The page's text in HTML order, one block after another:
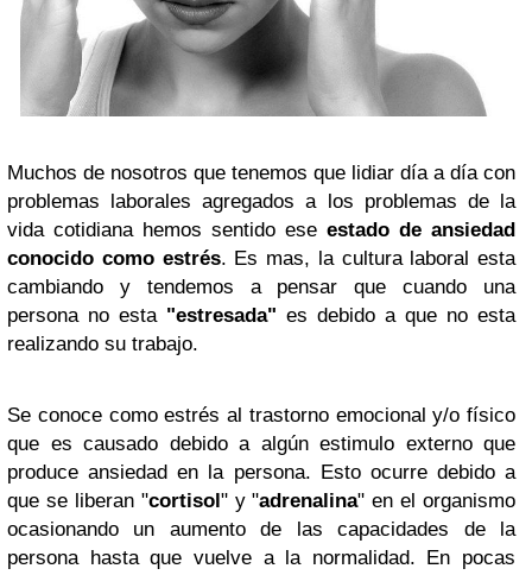
Muchos de nosotros que tenemos que lidiar día a día con
problemas laborales agregados a los problemas de la
vida cotidiana hemos sentido ese estado de ansiedad
conocido como estrés. Es mas, la cultura laboral esta
cambiando y tendemos a pensar que cuando una
persona no esta "estresada" es debido a que no esta
realizando su trabajo.
Se conoce como estrés al trastorno emocional y/o físico
que es causado debido a algún estimulo externo que
produce ansiedad en la persona. Esto ocurre debido a
que se liberan "cortisol" y "adrenalina" en el organismo
ocasionando un aumento de las capacidades de la
persona hasta que vuelve a la normalidad. En pocas